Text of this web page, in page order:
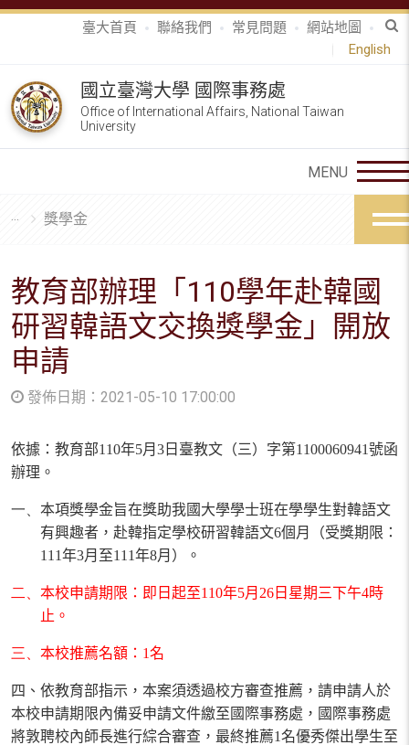
臺大首頁 聯絡我們 常見問題
網站地圖
English
國立臺灣大學 國際事務處
Office of International Affairs, National Taiwan
University
獎學金
教育部辦理「110學年赴韓國
研習韓語文交換獎學金」開放
申請
發佈日期：2021-05-10 17:00:00
依據：教育部110年5月 3 日臺教文（三）字第1100060941號函
辦理。
一、 本項獎學金旨在獎助我國大學學士班在學學生對韓語文
有興趣者，赴韓指定學校研習韓語文6個月（受獎期限：
111年3月至111年8月）。
二、 本校申請期限：即日起至110年5月 26 日星期三下午4時
止。
三、 本校推薦名額： 1名
四、依教育部指示，本案須透過校方審查推薦，請申請人於
本校申請期限內備妥申請文件繳至國際事務處，國際事務處
將敦聘校內師長進行綜合審查，最終推薦1名優秀傑出學生至